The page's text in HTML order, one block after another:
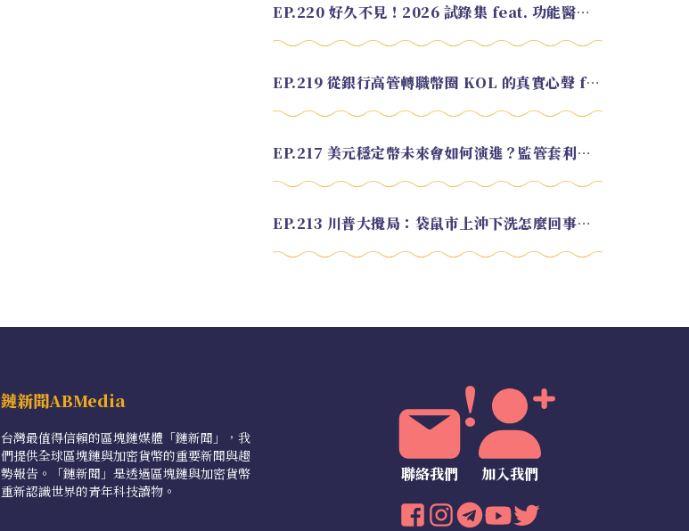
EP.220 好久不見！2026 試錄集 feat. 功能醫學營養師 美寶
EP.219 從銀行高管轉職幣圈 KOL 的真實心聲 feat.龜大
EP.217 美元穩定幣未來會如何演進？監管套利終將收斂？feat. 研究員 余哲安
EP.213 川普大攪局：袋鼠市上沖下洗怎麼回事？feat. Alvin
鏈新聞ABMedia
台灣最值得信賴的區塊鏈媒體「鏈新聞」，我
們提供全球區塊鏈與加密貨幣的重要新聞與趨
勢報告。「鏈新聞」是透過區塊鏈與加密貨幣
重新認識世界的青年科技讀物。
聯絡我們 加入我們